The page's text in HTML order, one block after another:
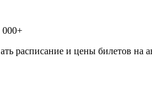
000+
расписание и цены билетов на